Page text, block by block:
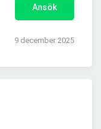
Ansök
9 december 2025